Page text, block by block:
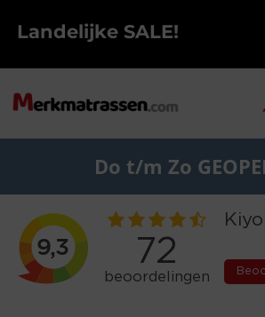
Landelijke SALE!
Do t/m Zo